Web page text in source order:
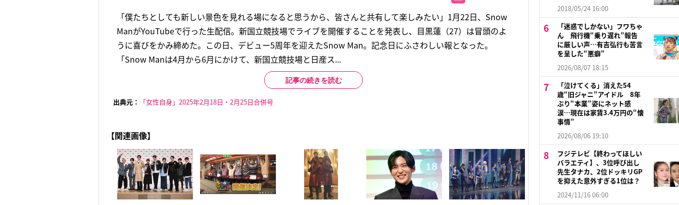
「僕たちとしても新しい景色を見れる場になると思うから、皆さんと共有して楽しみたい」1月22日、Snow
ManがYouTubeで行った生配信。新国立競技場でライブを開催することを発表し、目黒蓮（27）は冒頭のよ
うに喜びをかみ締めた。この日、デビュー5周年を迎えたSnow Man。記念日にふさわしい報となった。
「Snow Manは4月から6月にかけて、新国立競技場と日産ス...
記事の続きを読む
出典元： 「女性自身」2025年2月18日・2月25日合併号
【関連画像】
2018/05/24 16:00
「迷惑でしかない」フワちゃ
ん 飛行機“乗り遅れ”報告
に厳しい声…有吉弘行も苦言
を呈した“悪癖”
2026/08/07 18:15
「泣けてくる」消えた54
歳“旧ジャニ”アイドル 8年
ぶり“本業”姿にネット感
涙…現在は家賃3.4万円の“懐
事情”
2026/08/06 19:10
フジテレビ【終わってほしい
バラエティ】、3位呼び出し
先生タナカ、2位ドッキリGP
を抑えた意外すぎる1位は？
2024/11/16 06:00